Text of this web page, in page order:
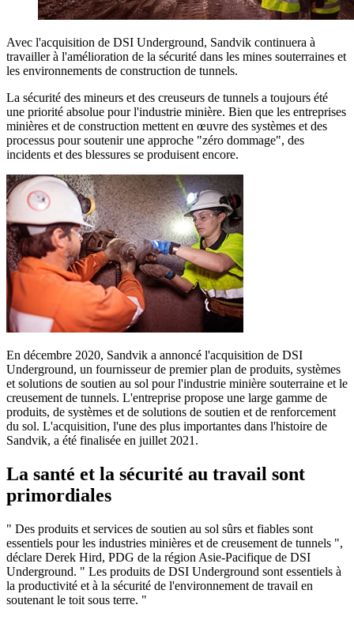
Avec l'acquisition de DSI Underground, Sandvik continuera à
travailler à l'amélioration de la sécurité dans les mines souterraines et
les environnements de construction de tunnels.
La sécurité des mineurs et des creuseurs de tunnels a toujours été
une priorité absolue pour l'industrie minière. Bien que les entreprises
minières et de construction mettent en œuvre des systèmes et des
processus pour soutenir une approche "zéro dommage", des
incidents et des blessures se produisent encore.
En décembre 2020, Sandvik a annoncé l'acquisition de DSI
Underground, un fournisseur de premier plan de produits, systèmes
et solutions de soutien au sol pour l'industrie minière souterraine et le
creusement de tunnels. L'entreprise propose une large gamme de
produits, de systèmes et de solutions de soutien et de renforcement
du sol. L'acquisition, l'une des plus importantes dans l'histoire de
Sandvik, a été finalisée en juillet 2021.
La santé et la sécurité au travail sont
primordiales
" Des produits et services de soutien au sol sûrs et fiables sont
essentiels pour les industries minières et de creusement de tunnels ",
déclare Derek Hird, PDG de la région Asie-Pacifique de DSI
Underground. " Les produits de DSI Underground sont essentiels à
la productivité et à la sécurité de l'environnement de travail en
soutenant le toit sous terre. "